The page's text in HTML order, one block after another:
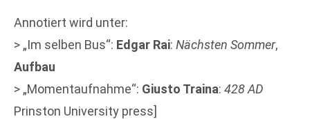
Annotiert wird unter:
> „Im selben Bus“: Edgar Rai: Nächsten Sommer,
Aufbau
> „Momentaufnahme“: Giusto Traina: 428 AD
Prinston University press]